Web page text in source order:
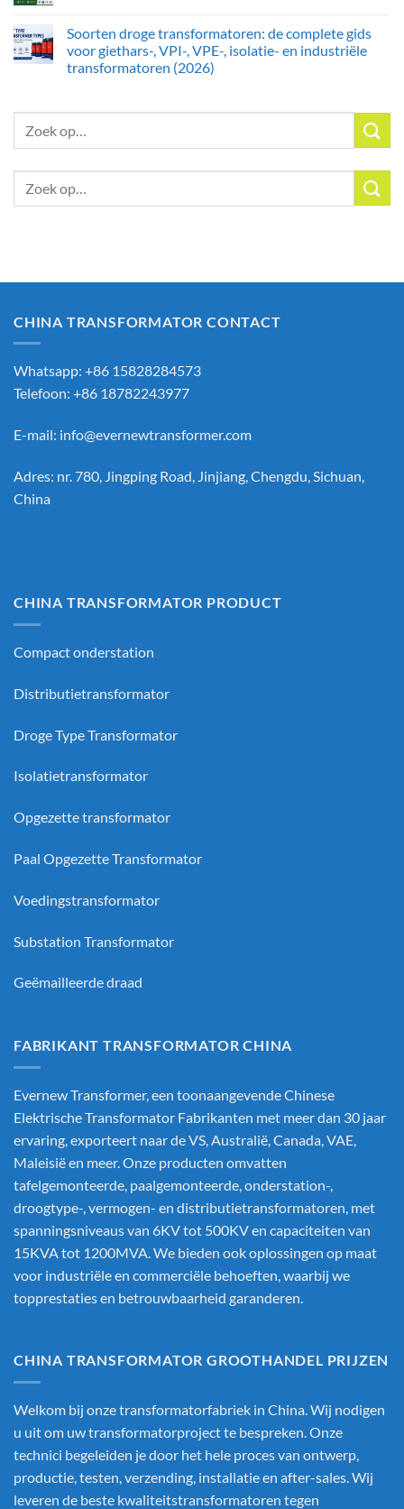
Soorten droge transformatoren: de complete gids
voor giethars-, VPI-, VPE-, isolatie- en industriële
transformatoren (2026)
CHINA TRANSFORMATOR CONTACT
Whatsapp: +86 15828284573
Telefoon: +86 18782243977
E-mail: info@evernewtransformer.com
Adres: nr. 780, Jingping Road, Jinjiang, Chengdu, Sichuan,
China
CHINA TRANSFORMATOR PRODUCT
Compact onderstation
Distributietransformator
Droge Type Transformator
Isolatietransformator
Opgezette transformator
Paal Opgezette Transformator
Voedingstransformator
Substation Transformator
Geëmailleerde draad
FABRIKANT TRANSFORMATOR CHINA
Evernew Transformer, een toonaangevendeChinese
Elektrische Transformator Fabrikanten met meer dan 30 jaar
ervaring, exporteert naar de VS, Australië, Canada, VAE,
Maleisië en meer. Onze producten omvatten
tafelgemonteerde, paalgemonteerde, onderstation-,
droogtype-, vermogen- en distributietransformatoren, met
spanningsniveaus van 6KV tot 500KV en capaciteiten van
15KVA tot 1200MVA. We bieden ook oplossingen op maat
voor industriële en commerciële behoeften, waarbij we
topprestaties en betrouwbaarheid garanderen.
CHINA TRANSFORMATOR GROOTHANDEL PRIJZEN
Welkom bij onze transformatorfabriek in China. Wij nodigen
u uit om uw transformatorproject te bespreken. Onze
technici begeleiden je door het hele proces van ontwerp,
productie, testen, verzending, installatie en after-sales. Wij
leveren de beste kwaliteitstransformatoren tegen